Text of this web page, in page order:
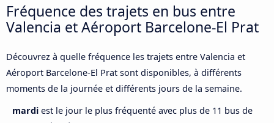
Fréquence des trajets en bus entre
Valencia et Aéroport Barcelone-El Prat
Découvrez à quelle fréquence les trajets entre Valencia et
Aéroport Barcelone-El Prat sont disponibles, à différents
moments de la journée et différents jours de la semaine.
mardi est le jour le plus fréquenté avec plus de 11 bus de